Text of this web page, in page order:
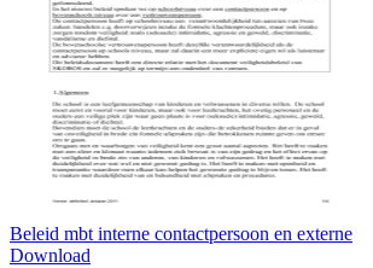
Beleid mbt interne contactpersoon en externe
Download